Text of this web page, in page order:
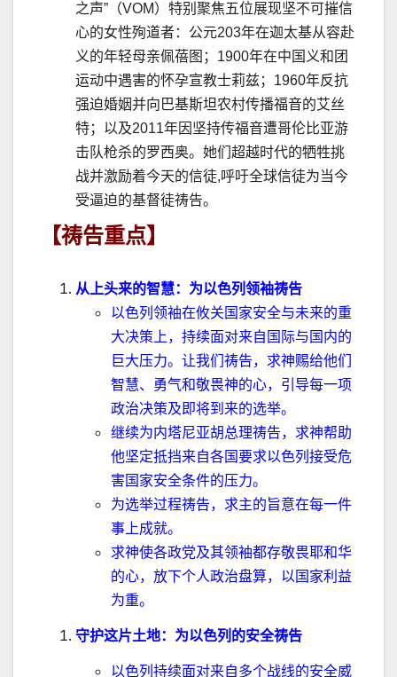
之声” （VOM ）特别聚焦五位展现坚不可摧信
心的女性殉道者：公元203年在迦太基从容赴
义的年轻母亲佩蓓图； 1900年在中国义和团
运动中遇害的怀孕宣教士莉兹； 1960年反抗
强迫婚姻并向巴基斯坦农村传播福音的艾丝
特；以及2011年因坚持传福音遭哥伦比亚游
击队枪杀的罗西奥。她们超越时代的牺牲挑
战并激励着今天的信徒,呼吁全球信徒为当今
受逼迫的基督徒祷告。
【祷告重点】
从上头来的智慧：为以色列领袖祷告
以色列领袖在攸关国家安全与未来的重
大决策上，持续面对来自国际与国内的
巨大压力。让我们祷告，求神赐给他们
智慧、勇气和敬畏神的心，引导每一项
政治决策及即将到来的选举。
继续为内塔尼亚胡总理祷告，求神帮助
他坚定抵挡来自各国要求以色列接受危
害国家安全条件的压力。
为选举过程祷告，求主的旨意在每一件
事上成就。
求神使各政党及其领袖都存敬畏耶和华
的心，放下个人政治盘算，以国家利益
为重。
守护这片土地：为以色列的安全祷告
以色列持续面对来自多个战线的安全威